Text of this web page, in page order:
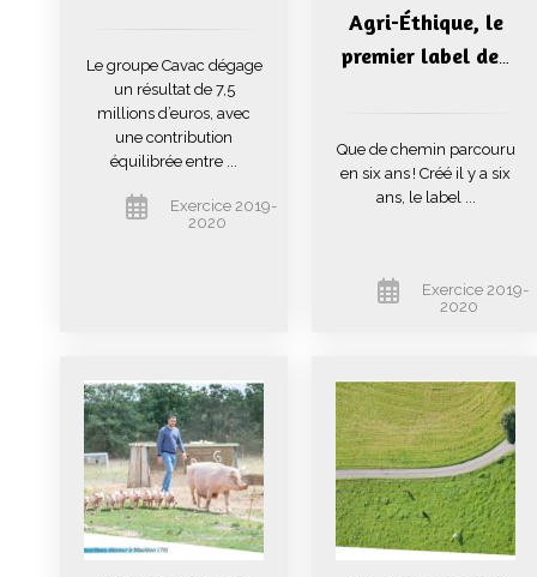
Le groupe Cavac dégage
un résultat de 7,5
millions d’euros, avec
une contribution
équilibrée entre ...
Exercice 2019-
2020
Agri-Éthique, le
premier label de
Que de chemin parcouru
en six ans ! Créé il y a six
ans, le label ...
Exercice 2019-
2020